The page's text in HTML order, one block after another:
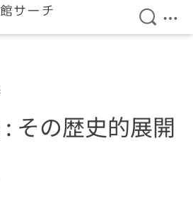
検索を
メ
その歴史的展開